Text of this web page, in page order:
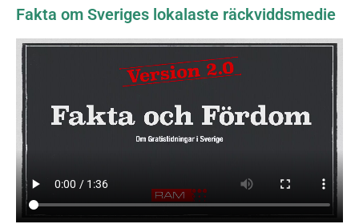
Fakta om Sveriges lokalaste räckviddsmedie